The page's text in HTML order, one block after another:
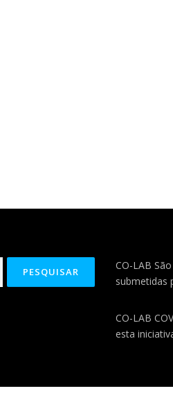
CO-LAB
submetidas
CO-LAB
esta